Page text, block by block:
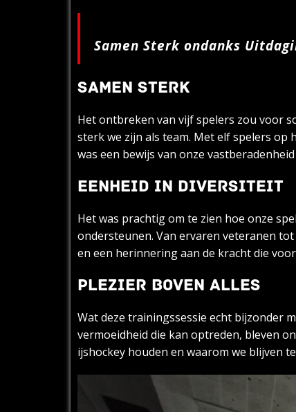
Samen Sterk ondanks
SAMEN STERK
Het ontbreken van vijf spelers zou voor
sterk we zijn als team. Met elf spelers op
was een bewijs van onze
EENHEID IN DIVERSITEIT
Het was prachtig om te zien hoe onze
ondersteunen. Van ervaren veteranen
en een herinnering aan de kracht die
PLEZIER BOVEN ALLES
Wat deze trainingssessie echt bijzonder
vermoeidheid die kan optreden, bleven
ijshockey houden en waarom we blijven